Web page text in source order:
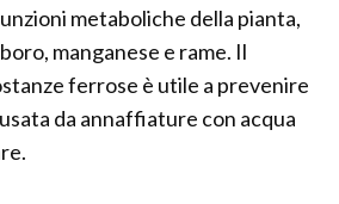
metaboliche della pianta,
manganese e rame. Il
ferrose è utile a prevenire
da annaffiature con acqua